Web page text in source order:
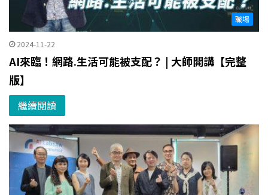
職場
2024-11-22
AI來臨！網路.生活可能被支配？ | 大師開講【完整
版】
繼續閱讀